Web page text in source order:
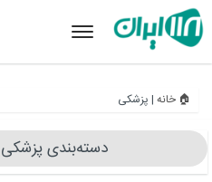
Toggle
🏠 خانه | پزشکی
دسته‌بندی‌ پزشکی